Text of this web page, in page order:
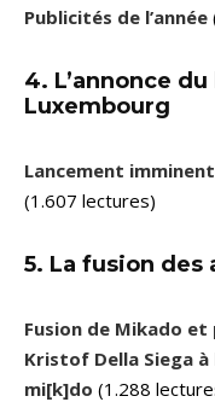
Publicités de l’année
4. L’annonce
Luxembourg
Lancement
(1.607 lectures)
5. La fusion des
Fusion de Mikado et
Kristof Della Siega
mi[k]do (1.288